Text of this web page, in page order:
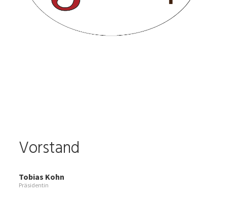
Vorstand
Tobias Kohn
Präsidentin